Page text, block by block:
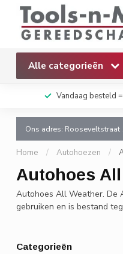
Alle categorieën
Vandaag besteld
Ons adres:
Home / Autohoezen /
Autohoes
Autohoes All Weather. De
gebruiken en is bestand
Categorieën